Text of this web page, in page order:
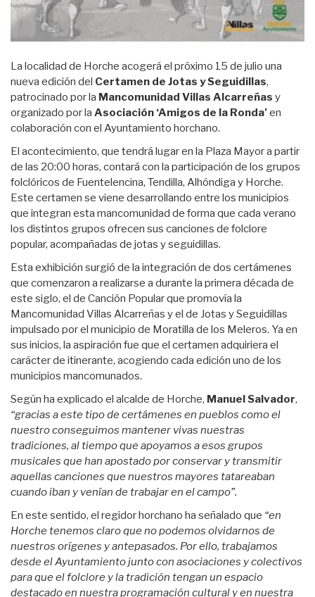
La localidad de Horche acogerá el próximo 15 de julio una
nueva edición del Certamen de Jotas y Seguidillas,
patrocinado por la Mancomunidad Villas Alcarreñas y
organizado por la Asociación ‘Amigos de la Ronda’en
colaboración con el Ayuntamiento horchano.
El acontecimiento, que tendrá lugar en la Plaza Mayor a partir
de las 20:00 horas, contará con la participación de los grupos
folclóricos de Fuentelencina, Tendilla, Alhóndiga y Horche.
Este certamen se viene desarrollando entre los municipios
que integran esta mancomunidad de forma que cada verano
los distintos grupos ofrecen sus canciones de folclore
popular, acompañadas de jotas y seguidillas.
Esta exhibición surgió de la integración de dos certámenes
que comenzaron a realizarse a durante la primera década de
este siglo, el de Canción Popular que promovía la
Mancomunidad Villas Alcarreñas y el de Jotas y Seguidillas
impulsado por el municipio de Moratilla de los Meleros. Ya en
sus inicios, la aspiración fue que el certamen adquiriera el
carácter de itinerante, acogiendo cada edición uno de los
municipios mancomunados.
Según ha explicado el alcalde de Horche, Manuel Salvador,
“gracias a este tipo de certámenes en pueblos como el
nuestro conseguimos mantener vivas nuestras
tradiciones, al tiempo que apoyamos a esos grupos
musicales que han apostado por conservar y transmitir
aquellas canciones que nuestros mayores tatareaban
cuando iban y venían de trabajar en el campo”.
En este sentido, el regidor horchano ha señalado que “en
Horche tenemos claro que no podemos olvidarnos de
nuestros orígenes y antepasados. Por ello, trabajamos
desde el Ayuntamiento junto con asociaciones y colectivos
para que el folclore y la tradición tengan un espacio
destacado en nuestra programación cultural y en nuestra